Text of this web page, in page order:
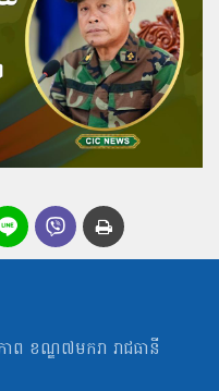
ព ខណ្ឌ៧មករា រាជធានី